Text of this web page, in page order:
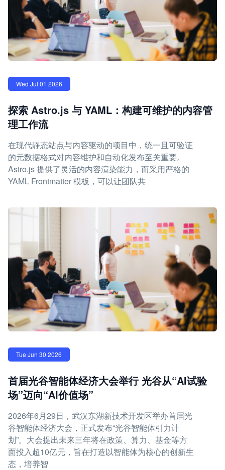
Wed Jul 01 2026
探索 Astro.js 与 YAML：构建可维护的内容管
理工作流
在现代静态站点与内容驱动的项目中，统一且可验证
的元数据格式对内容维护和自动化发布至关重要。
Astro.js 提供了灵活的内容渲染能力，而采用严格的
YAML Frontmatter 模板，可以让团队共
Tue Jun 30 2026
首届光谷智能体经济大会举行 光谷从“AI试验
场”迈向“AI价值场”
2026年6月29日，武汉东湖新技术开发区举办首届光
谷智能体经济大会，正式发布“光谷智能体引力计
划”。大会提出未来三年将在政策、算力、基金等方
面投入超10亿元，旨在打造以智能体为核心的创新生
态，培养智